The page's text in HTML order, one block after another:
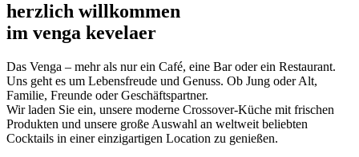
herzlich willkommen
im venga kevelaer
Das Venga – mehr als nur ein Café, eine Bar oder ein Restaurant.
Uns geht es um Lebensfreude und Genuss. Ob Jung oder Alt,
Familie, Freunde oder Geschäftspartner.
Wir laden Sie ein, unsere moderne Crossover-Küche mit frischen
Produkten und unsere große Auswahl an weltweit beliebten
Cocktails in einer einzigartigen Location zu genießen.